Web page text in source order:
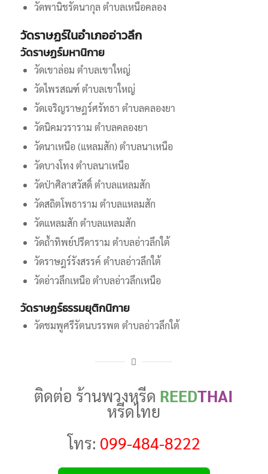
วัดพานิชรัตนากุล ตำบลเหนือคลอง
วัดราษฏร์ในอำเภออ่าวลึก
วัดราษฏร์มหานิกาย
วัดเขาล่อม ตำบลเขาใหญ่
วัดไพรสณฑ์ ตำบลเขาใหญ่
วัดเจริญราษฎร์ศรัทธา ตำบลคลองยา
วัดนิคมวราราม ตำบลคลองยา
วัดนาเหนือ (แหลมสัก) ตำบลนาเหนือ
วัดบางโทง ตำบลนาเหนือ
วัดป่าศิลาสวัสดิ์ ตำบลแหลมสัก
วัดสถิตโพธาราม ตำบลแหลมสัก
วัดแหลมสัก ตำบลแหลมสัก
วัดถ้ำทิพย์ปรีดาราม ตำบลอ่าวลึกใต้
วัดราษฎร์รังสรรค์ ตำบลอ่าวลึกใต้
วัดอ่าวลึกเหนือ ตำบลอ่าวลึกเหนือ
วัดราษฏร์ธรรมยุติกนิกาย
วัดชมพูศรีรัตนบรรพต ตำบลอ่าวลึกใต้
ติดต่อ ร้านพวงหรีด REEDTHAI
หรีดไทย
โทร: 099-484-8222